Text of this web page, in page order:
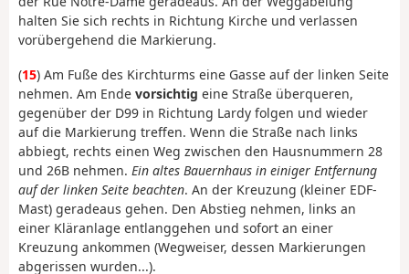
halten Sie sich rechts in Richtung Kirche und verlassen
vorübergehend die Markierung.
(15) Am Fuße des Kirchturms eine Gasse auf der linken Seite
nehmen. Am Ende vorsichtig eine Straße überqueren,
gegenüber der D99 in Richtung Lardy folgen und wieder
auf die Markierung treffen. Wenn die Straße nach links
abbiegt, rechts einen Weg zwischen den Hausnummern 28
und 26B nehmen. Ein altes Bauernhaus in einiger Entfernung
auf der linken Seite beachten. An der Kreuzung (kleiner EDF-
Mast) geradeaus gehen. Den Abstieg nehmen, links an
einer Kläranlage entlanggehen und sofort an einer
Kreuzung ankommen (Wegweiser, dessen Markierungen
abgerissen wurden...).